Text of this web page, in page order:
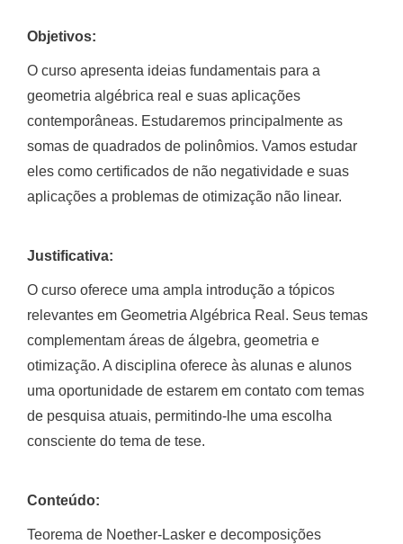
Objetivos:
O curso apresenta ideias fundamentais para a
geometria algébrica real e suas aplicações
contemporâneas. Estudaremos principalmente as
somas de quadrados de polinômios. Vamos estudar
eles como certificados de não negatividade e suas
aplicações a problemas de otimização não linear.
Justificativa:
O curso oferece uma ampla introdução a tópicos
relevantes em Geometria Algébrica Real. Seus temas
complementam áreas de álgebra, geometria e
otimização. A disciplina oferece às alunas e alunos
uma oportunidade de estarem em contato com temas
de pesquisa atuais, permitindo-lhe uma escolha
consciente do tema de tese.
Conteúdo:
Teorema de Noether-Lasker e decomposições